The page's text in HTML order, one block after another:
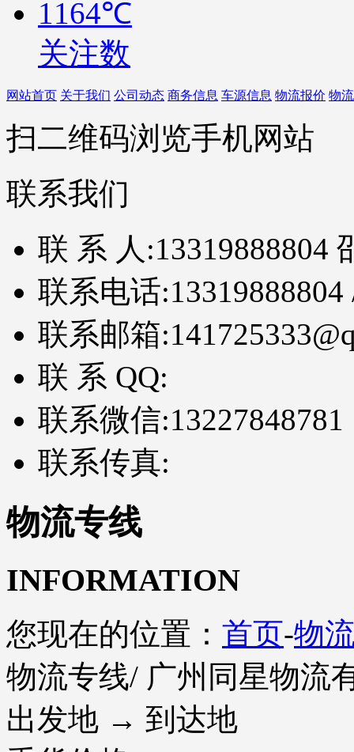
1164℃
关注数
网站首页 关于我们 公司动态 商务信息 车源信息 物流报价 物
扫二维码浏览手机网站
联系我们
联 系 人:13319888804
联系电话:
联系邮箱:
联 系 QQ:
联系微信:13227848781
联系传真:
物流专线
INFORMATION
您现在的位置： 首页-物
物流专线/ 广州同星物流
出发地 → 到达地